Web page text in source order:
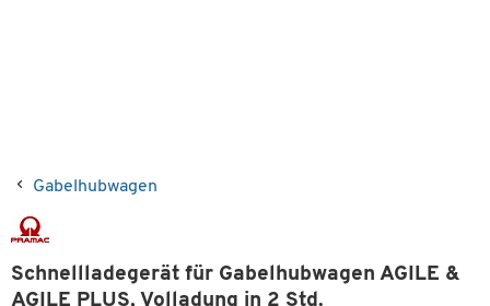
Gabelhubwagen
Schnellladegerät für Gabelhubwagen AGILE &
AGILE PLUS, Volladung in 2 Std.